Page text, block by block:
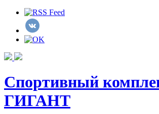
Спортивный
ГИГАНТ